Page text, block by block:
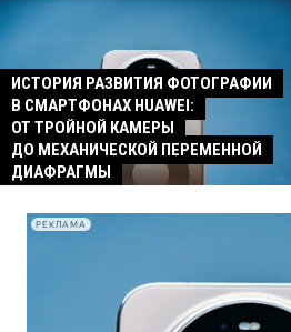
ИСТОРИЯ РАЗВИТИЯ ФОТОГРАФИИ
В СМАРТФОНАХ HUAWEI:
ОТ ТРОЙНОЙ КАМЕРЫ
ДО МЕХАНИЧЕСКОЙ ПЕРЕМЕННОЙ
ДИАФРАГМЫ
РЕКЛАМА